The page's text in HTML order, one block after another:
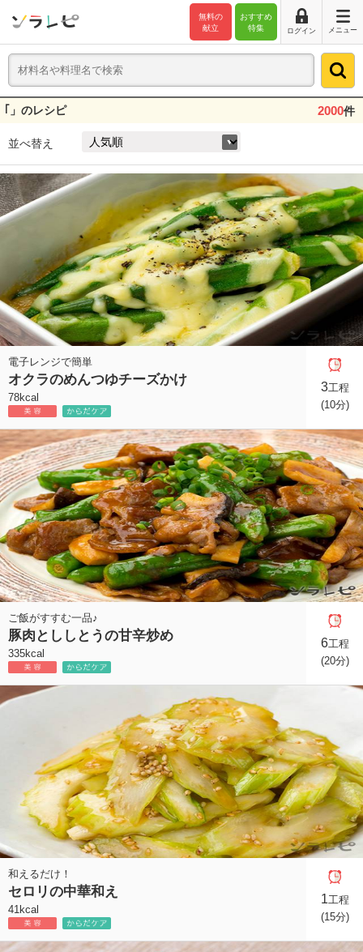
おすすめ
特集
無料の
献立
ログイン メニュー
｢」のレシピ 2000件
並べ替え
電子レンジで簡単
オクラのめんつゆチーズかけ
78kcal
3工程
(10分)
ご飯がすすむ一品♪
豚肉とししとうの甘辛炒め
335kcal
6工程
(20分)
和えるだけ！
セロリの中華和え
41kcal
1工程
(15分)